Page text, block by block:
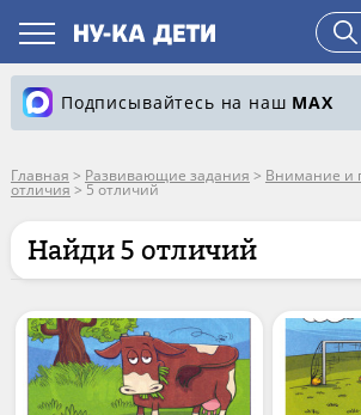
Подписывайтесь на наш MAX
Главная > Развивающие задания > Внимание и
отличия >5 отличий
Найди 5 отличий